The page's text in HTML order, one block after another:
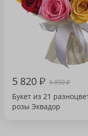
5 820₽ 6 850₽
Букет из 21
розы Эквадор